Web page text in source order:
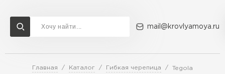
mail@krovlyamoya.ru
Главная Каталог Гибкая черепица Tegola
Сервисы расчета Доставка Контакты